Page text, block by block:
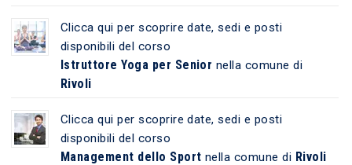
Clicca qui per scoprire date, sedi e posti
disponibili del corso
Istruttore Yoga per Senior nella comune di
Rivoli
Clicca qui per scoprire date, sedi e posti
disponibili del corso
Management dello Sport nella comune di Rivoli